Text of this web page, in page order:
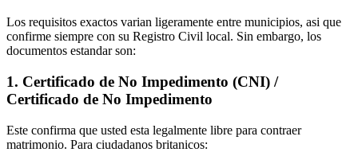
Los requisitos exactos varian ligeramente entre municipios, asi que
confirme siempre con su Registro Civil local. Sin embargo, los
documentos estandar son:
1. Certificado de No Impedimento (CNI) /
Certificado de No Impedimento
Este confirma que usted esta legalmente libre para contraer
matrimonio. Para ciudadanos britanicos: